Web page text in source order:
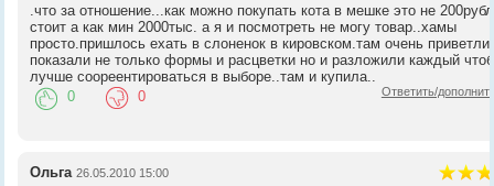
.что за отношение...как можно покупать кота в мешке это не 200рубл
стоит а как мин 2000тыс. а я и посмотреть не могу товар..хамы
просто.пришлось ехать в слоненок в кировском.там очень
показали не только формы и расцветки но и разложили каждый чтоб
лучше соореентироваться в выборе..там и купила..
Ответить/
0 0
Ольга 26.05.2010 15:00